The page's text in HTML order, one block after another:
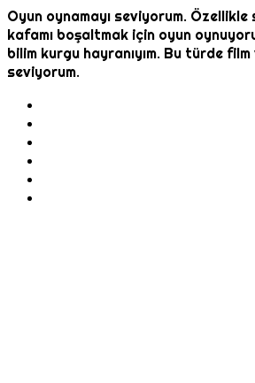
Oyun oynamayı seviyorum.
kafamı boşaltmak için oyun
bilim kurgu hayranıyım. Bu türde
seviyorum.